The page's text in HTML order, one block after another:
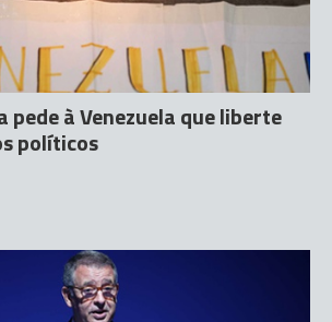
pede à Venezuela que liberte
políticos